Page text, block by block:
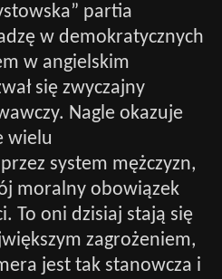
partia
w demokratycznych
w angielskim
się zwyczajny
Nagle okazuje
wielu
system mężczyzn,
moralny obowiązek
To oni dzisiaj stają się
zagrożeniem,
jest tak stanowcza i